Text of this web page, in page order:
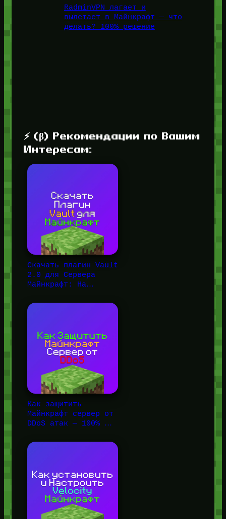
RadminVPN лагает и
вылетает в Майнкрафт — что
делать? 100% решение
⚡ (β) Рекомендации по Вашим
Интересам:
Скачать плагин Vault
2.0 для Сервера
Майнкрафт: На…
Как защитить
Майнкрафт сервер от
DDoS атак — 100% …